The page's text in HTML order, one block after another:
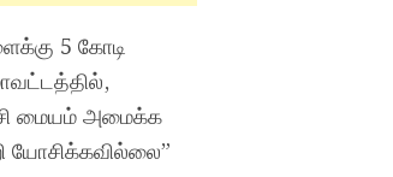
5 கோடி
மையம் அமைக்க
யோசிக்கவில்லை”